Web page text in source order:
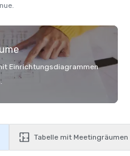
Einrichtungsdiagrammen
Tabelle mit Meetingräumen